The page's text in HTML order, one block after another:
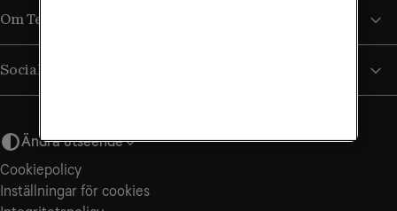
Om Tele2
Sociala medier
Ändra utseende
Cookiepolicy
Inställningar för cookies